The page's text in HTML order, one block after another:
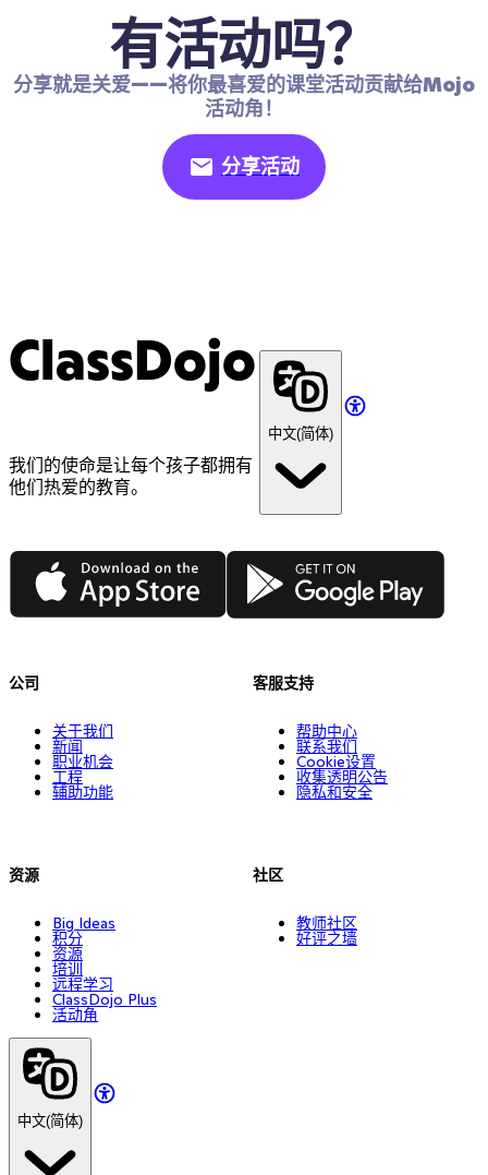
有活动吗？
分享就是关爱——将你最喜爱的课堂活动贡献给Mojo
活动角！
分享活动
ClassDojo
我们的使命是让每个孩子都拥有
他们热爱的教育。
中文(简体)
App Store Google Play
公司
关于我们
新闻
职业机会
工程
辅助功能
资源
Big Ideas
积分
资源
培训
远程学习
ClassDojo Plus
活动角
客服支持
帮助中心
联系我们
Cookie设置
收集透明公告
隐私和安全
社区
教师社区
好评之墙
中文(简体)